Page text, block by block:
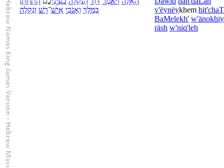
בַּמֶּלֶךְ וְאָנֹכִי אִישׁ־רָשׁ וְנִקְלֶה
v'ëynëykhem
BaMelekh' w'änokhiy
räsh w'niq'leh